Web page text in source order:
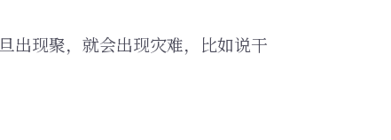
出现聚，就会出现灾难，比如说干